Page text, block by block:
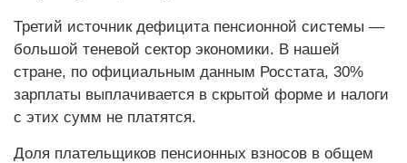
Третий источник дефицита пенсионной системы —
большой теневой сектор экономики. В нашей
стране, по официальным данным Росстата, 30%
зарплаты выплачивается в скрытой форме и налоги
с этих сумм не платятся.
Доля плательщиков пенсионных взносов в общем